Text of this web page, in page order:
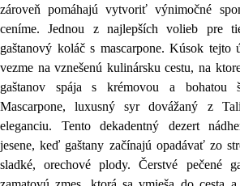
zároveň pomáhajú vytvoriť výnimočné
ceníme. Jednou z najlepších volieb pre
gaštanový koláč s mascarpone. Kúsok tejto
vezme na vznešenú kulinársku cestu, na
gaštanov spája s krémovou a bohatou
Mascarpone, luxusný syr dovážaný z
eleganciu. Tento dekadentný dezert
jesene, keď gaštany začínajú opadávať zo
sladké, orechové plody. Čerstvé pečené